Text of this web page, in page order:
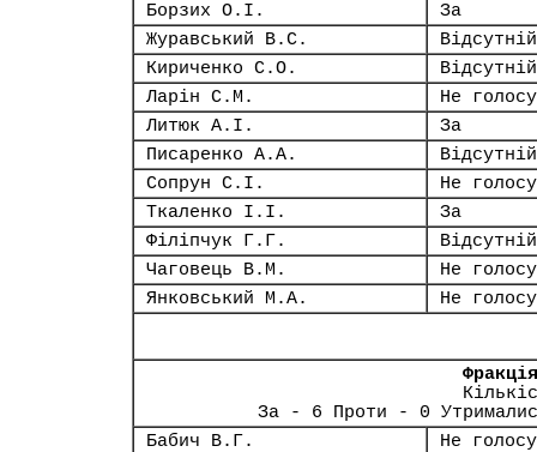
Борзих О.І.
За
Журавський В.С.
Відсутній
Кириченко С.О.
Відсутній
Ларін С.М.
Не
Литюк А.І.
За
Писаренко А.А.
Відсутній
Сопрун С.І.
Не
Ткаленко І.І.
За
Філіпчук Г.Г.
Відсутній
Чаговець В.М.
Не
Янковський М.А.
Не
За - 6 Проти - 0
Бабич В.Г.
Не